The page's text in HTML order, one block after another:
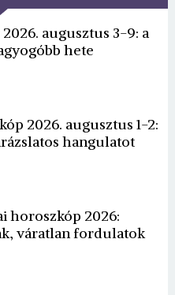
augusztus 3-9: a
hete
2026. augusztus 1-2:
hangulatot
horoszkóp 2026:
váratlan fordulatok